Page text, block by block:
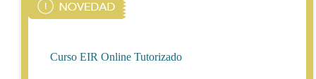
Curso EIR Online Tutorizado